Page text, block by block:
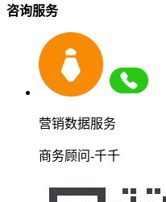
咨询服务
营销数据服务
商务顾问-千千